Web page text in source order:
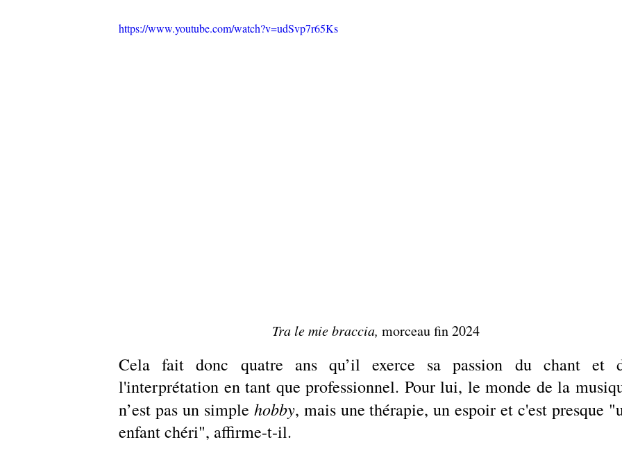
https://www.youtube.com/watch?v=udSvp7r65Ks
Tra le mie braccia, morceau fin 2024
Cela fait donc quatre ans qu’il exerce sa passion du chant et
l'interprétation en tant que professionnel. Pour lui, le monde de la
n’est pas un simple hobby, mais une thérapie, un espoir et c'est presque
enfant chéri", affirme-t-il.